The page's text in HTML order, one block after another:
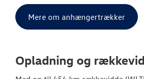
Mere om anhængertrækker
Opladning og